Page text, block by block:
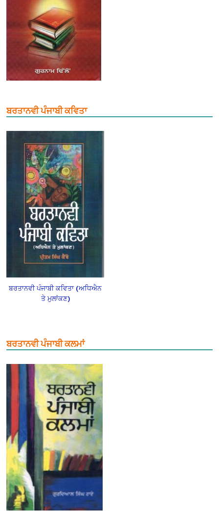
ਬਰਤਾਨਵੀ ਪੰਜਾਬੀ ਕਵਿਤਾ
ਬਰਤਾਨਵੀ ਪੰਜਾਬੀ ਕਵਿਤਾ (ਅਧਿਐਨ
ਤੇ ਮੁਲਾਂਕਣ)
ਬਰਤਾਨਵੀ ਪੰਜਾਬੀ ਕਲਮਾਂ